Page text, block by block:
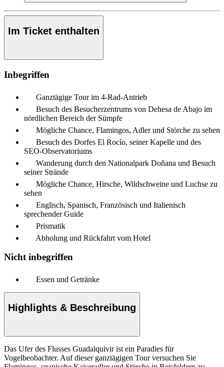
Im Ticket enthalten
Inbegriffen
Ganztägige Tour im 4-Rad-Antrieb
Besuch des Besucherzentrums von Dehesa de Abajo im
nördlichen Bereich der Sümpfe
Mögliche Chance, Flamingos, Adler und Störche zu sehen
Besuch des Dorfes El Rocío, seiner Kapelle und des
SEO-Observatoriums
Wanderung durch den Nationalpark Doñana und Besuch
seiner Strände
Mögliche Chance, Hirsche, Wildschweine und Luchse zu
sehen
Englisch, Spanisch, Französisch und Italienisch
sprechender Guide
Prismatik
Abholung und Rückfahrt vom Hotel
Nicht inbegriffen
Essen und Getränke
Highlights & Beschreibung
Das Ufer des Flusses Guadalquivir ist ein Paradies für
Vogelbeobachter. Auf dieser ganztägigen Tour versuchen Sie